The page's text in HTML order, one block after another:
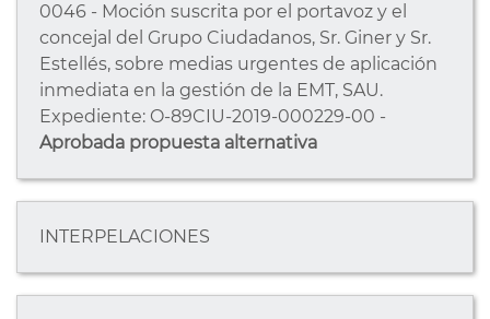
0046 - Moción suscrita por el portavoz y el
concejal del Grupo Ciudadanos, Sr. Giner y Sr.
Estellés, sobre medias urgentes de aplicación
inmediata en la gestión de la EMT, SAU.
Expediente: O-89CIU-2019-000229-00 -
Aprobada propuesta alternativa
INTERPELACIONES